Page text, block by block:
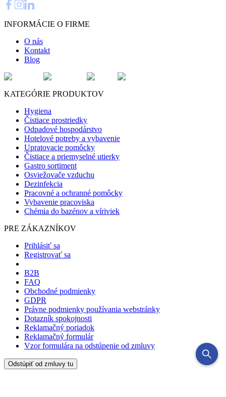
INFORMÁCIE O FIRME
O nás
Kontakt
Blog
KATEGÓRIE PRODUKTOV
Hygiena
Čistiace prostriedky
Odpadové hospodárstvo
Hotelové potreby a vybavenie
Upratovacie pomôcky
Čistiace a priemyselné utierky
Gastro sortiment
Osviežovače vzduchu
Dezinfekcia
Pracovné a ochranné pomôcky
Vybavenie pracoviska
Chémia do bazénov a víriviek
PRE ZÁKAZNÍKOV
Prihlásiť sa
Registrovať sa
B2B
FAQ
Obchodné podmienky
GDPR
Právne podmienky používania webstránky
Dotazník spokojnosti
Reklamačný poriadok
Reklamačný formulár
Vzor formulára na odstúpenie od zmluvy
Odstúpiť od zmluvy tu